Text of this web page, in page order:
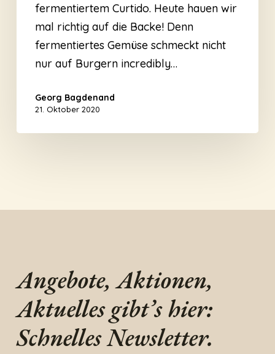
fermentiertem Curtido. Heute hauen wir
mal richtig auf die Backe! Denn
fermentiertes Gemüse schmeckt nicht
nur auf Burgern incredibly…
Georg Bagdenand
21. Oktober 2020
Angebote, Aktionen,
Aktuelles gibt’s hier:
Schnelles Newsletter.